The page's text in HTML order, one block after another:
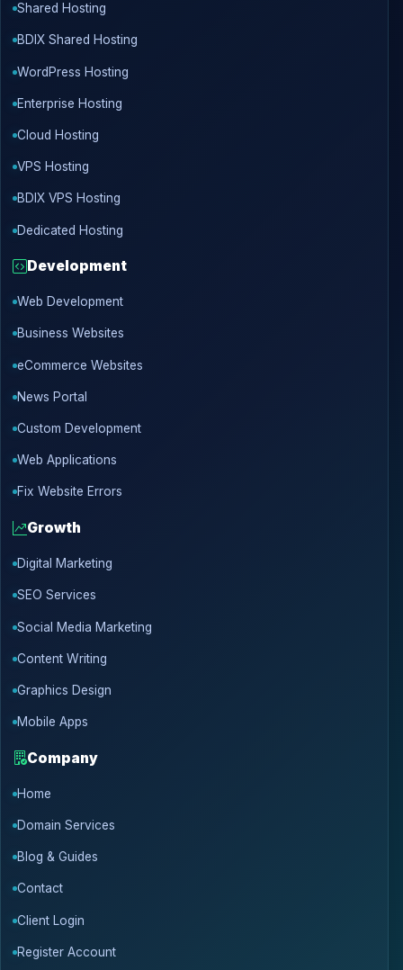
Shared Hosting
BDIX Shared Hosting
WordPress Hosting
Enterprise Hosting
Cloud Hosting
VPS Hosting
BDIX VPS Hosting
Dedicated Hosting
Development
Web Development
Business Websites
eCommerce Websites
News Portal
Custom Development
Web Applications
Fix Website Errors
Growth
Digital Marketing
SEO Services
Social Media Marketing
Content Writing
Graphics Design
Mobile Apps
Company
Home
Domain Services
Blog & Guides
Contact
Client Login
Register Account